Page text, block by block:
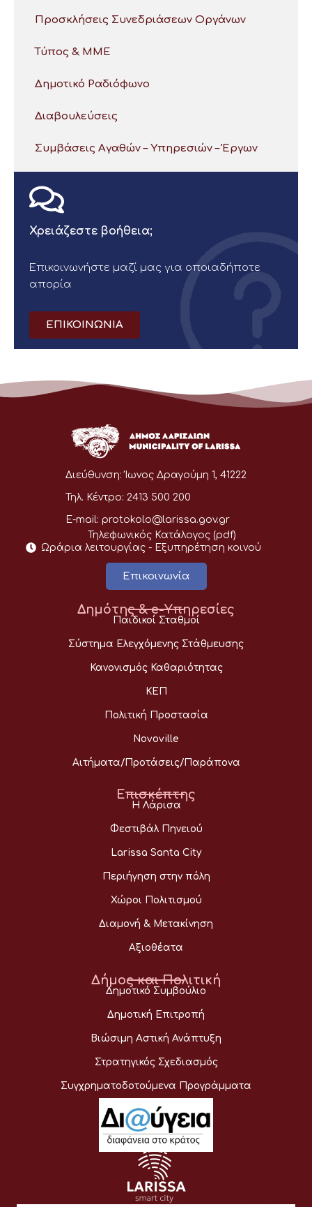
Προσκλήσεις Συνεδριάσεων Οργάνων
Τύπος & ΜΜΕ
Δημοτικό Ραδιόφωνο
Διαβουλεύσεις
Συμβάσεις Αγαθών – Υπηρεσιών – Έργων
Χρειάζεστε βοήθεια;
Επικοινωνήστε μαζί μας για οποιαδήποτε
απορία
ΕΠΙΚΟΙΝΩΝΙΑ
Διεύθυνση: Ίωνος Δραγούμη 1, 41222
Τηλ. Κέντρο: 2413 500 200
E-mail: protokolo@larissa.gov.gr
Τηλεφωνικός Κατάλογος (pdf)
Ωράρια λειτουργίας - Eξυπηρέτηση κοινού
Επικοινωνία
Δημότης & e-Υπηρεσίες
Παιδικοί Σταθμοί
Σύστημα Ελεγχόμενης Στάθμευσης
Κανονισμός Καθαριότητας
ΚΕΠ
Πολιτική Προστασία
Novoville
Αιτήματα/Προτάσεις/Παράπονα
Επισκέπτης
Η Λάρισα
Φεστιβάλ Πηνειού
Larissa Santa City
Περιήγηση στην πόλη
Χώροι Πολιτισμού
Διαμονή & Μετακίνηση
Αξιοθέατα
Δήμος και Πολιτική
Δημοτικό Συμβούλιο
Δημοτική Επιτροπή
Βιώσιμη Αστική Ανάπτυξη
Στρατηγικός Σχεδιασμός
Συγχρηματοδοτούμενα Προγράμματα